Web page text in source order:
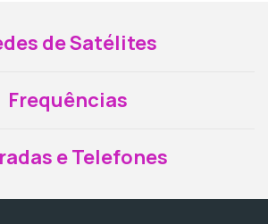
de Satélites
Frequências
e Telefones